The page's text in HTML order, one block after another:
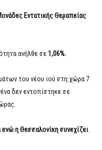
Εντατικής Θεραπείας
ανήλθε σε 1,06%.
του νέου ιού στη χώρα 7
δεν εντοπίστηκε σε
η Θεσσαλονίκη συνεχίζει